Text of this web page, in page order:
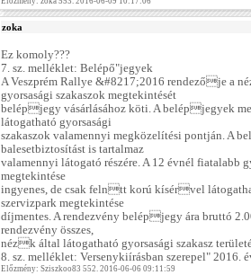
zoka
Ez komoly???
7. sz. melléklet: Belépő"jegyek
A Veszprém Rallye &#8217;2016 rendezője a
gyorsasági szakaszok megtekintését
belépjegy vásárlásához köti. A belépjegyek
látogatható gyorsasági
szakaszok valamennyi megközelítési pontján. A
balesetbiztosítást is tartalmaz
valamennyi látogató részére. A 12 évnél fiatalabb
megtekintése
ingyenes, de csak felntt korú kísérvel
szervizpark megtekintése
díjmentes. A rendezvény belépjegy ára bruttó
rendezvény összes,
nézk által látogatható gyorsasági szakasz
8. sz. melléklet: Versenykiírásban szerepel" 2016.
Előzmény: Sziszkoo83 552. 2016-06-06 09:11:59